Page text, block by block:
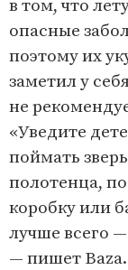
в том, что
опасные
поэтому их
заметил у
не
«Уведите
поймать
полотенца,
коробку или
лучше всего
— пишет Baza.